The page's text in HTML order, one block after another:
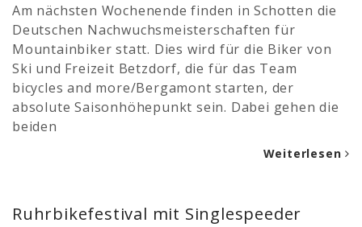
Am nächsten Wochenende finden in Schotten die
Deutschen Nachwuchsmeisterschaften für
Mountainbiker statt. Dies wird für die Biker von
Ski und Freizeit Betzdorf, die für das Team
bicycles and more/Bergamont starten, der
absolute Saisonhöhepunkt sein. Dabei gehen die
beiden
Weiterlesen
Ruhrbikefestival mit Singlespeeder